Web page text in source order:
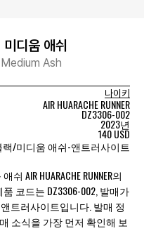
디움 애쉬
Ash
나이키
AIR HUARACHE RUNNER
DZ3306-002
2023년
140 USD
랙/미디움 애쉬-앤트러사이트
AIR HUARACHE RUNNER의
코드는 DZ3306-002, 발매가
트러사이트입니다. 발매 정
소식을 가장 먼저 확인해 보